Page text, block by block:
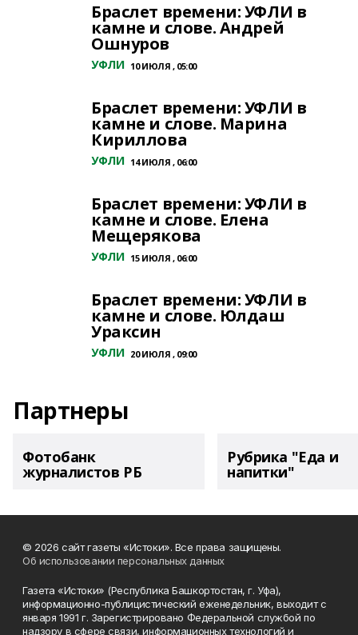
Браслет времени: УФЛИ в
камне и слове. Андрей
Ошнуров
УФЛИ 10 ИЮЛЯ , 05:00
Браслет времени: УФЛИ в
камне и слове. Марина
Кириллова
УФЛИ 14 ИЮЛЯ , 06:00
Браслет времени: УФЛИ в
камне и слове. Елена
Мещерякова
УФЛИ 15 ИЮЛЯ , 06:00
Браслет времени: УФЛИ в
камне и слове. Юлдаш
Ураксин
УФЛИ 20 ИЮЛЯ , 09:00
Партнеры
Фотобанк
журналистов РБ
Рубрика "Еда и
напитки"
© 2026 сайт газеты «Истоки». Все права защищены.
Об использовании персональных данных
Газета «Истоки» (Республика Башкортостан, г. Уфа),
информационно-публицистический еженедельник, выходит с
января 1991 г. Зарегистрировано Федеральной службой по
надзору в сфере связи, информационных технологий и